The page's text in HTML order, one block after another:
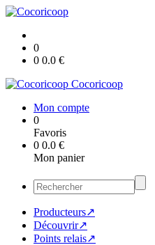
0
0 0.0 €
Cocoricoop
Mon compte
0
Favoris
0 0.0 €
Mon panier
Producteurs↗
Découvrir↗
Points relais↗